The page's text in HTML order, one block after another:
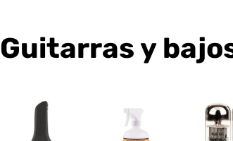
C
Guitarras y